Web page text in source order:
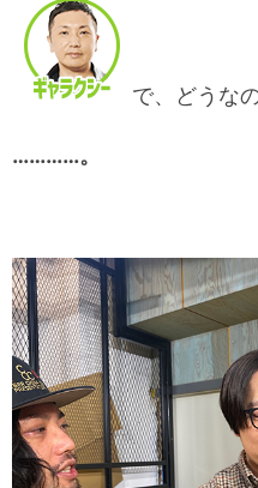
で、どうな
…………。